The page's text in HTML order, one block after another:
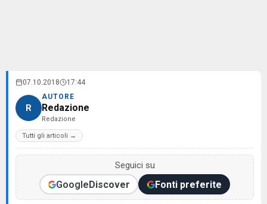
07.10.2018 17:44
R
AUTORE
Redazione
Redazione
Tutti gli articoli →
Seguici su
GoogleDiscover Fonti preferite